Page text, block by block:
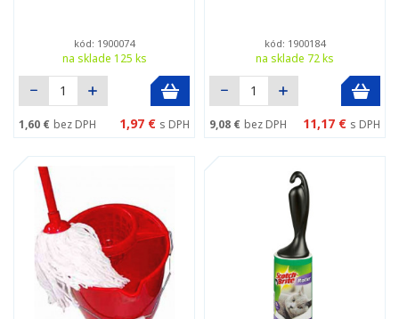
kód: 1900074
na sklade 125 ks
1,60 € bez DPH 1,97 € s DPH
kód: 1900184
na sklade 72 ks
9,08 € bez DPH 11,17 € s DPH